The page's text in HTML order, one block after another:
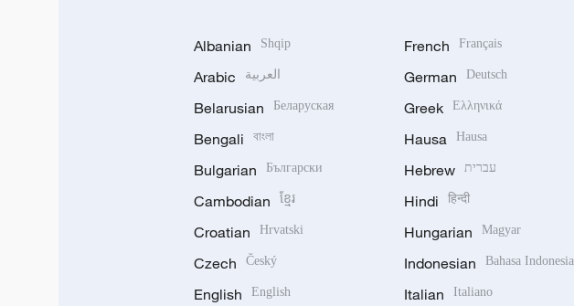
Albanian Shqip
Arabic العربية
Belarusian Беларуская
Bengali বাংলা
Bulgarian Български
Cambodian ខ្មែរ
Croatian Hrvatski
Czech Český
English English
French Français
German Deutsch
Greek Ελληνικά
Hausa Hausa
Hebrew עברית
Hindi हिन्दी
Hungarian Magyar
Indonesian Bahasa Indonesia
Italian Italiano